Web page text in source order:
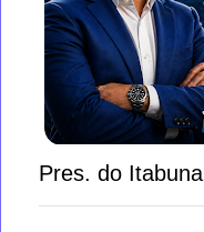
Pres. do Itabuna